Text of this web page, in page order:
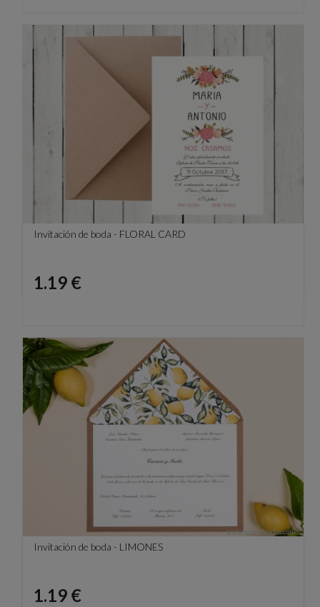
Invitación de boda - FLORAL CARD
Precio
1.19 €
Invitación de boda - LIMONES
Precio
1.19 €